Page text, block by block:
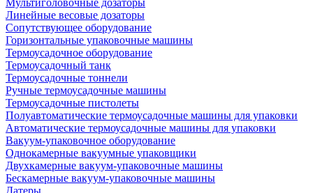
Мультиголовочные дозаторы
Линейные весовые дозаторы
Сопутствующее оборудование
Горизонтальные упаковочные машины
Термоусадочное оборудование
Термоусадочный танк
Термоусадочные тоннели
Ручные термоусадочные машины
Термоусадочные пистолеты
Полуавтоматические термоусадочные машины для упаковки
Автоматические термоусадочные машины для упаковки
Вакуум-упаковочное оборудование
Однокамерные вакуумные упаковщики
Двухкамерные вакуум-упаковочные машины
Бескамерные вакуум-упаковочные машины
Датеры